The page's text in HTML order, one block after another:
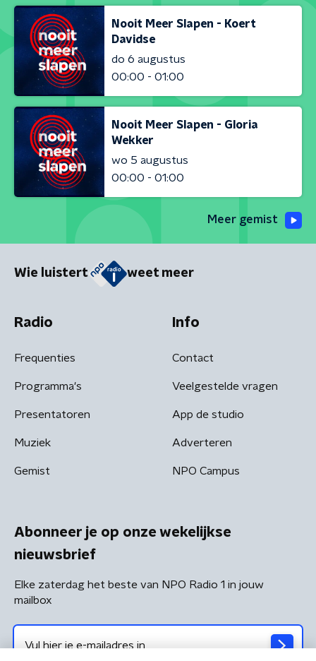
Nooit Meer Slapen - Koert
Davidse
do 6 augustus
00:00 - 01:00
Nooit Meer Slapen - Gloria
Wekker
wo 5 augustus
00:00 - 01:00
Meer gemist
Wie luistert weet meer
Radio
Frequenties
Programma's
Presentatoren
Muziek
Gemist
Info
Contact
Veelgestelde vragen
App de studio
Adverteren
NPO Campus
Abonneer je op onze wekelijkse
nieuwsbrief
Elke zaterdag het beste van NPO Radio 1 in jouw
mailbox